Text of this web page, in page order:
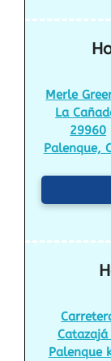
Merle
La
29960
Palenque,
Catazajá
Palenque